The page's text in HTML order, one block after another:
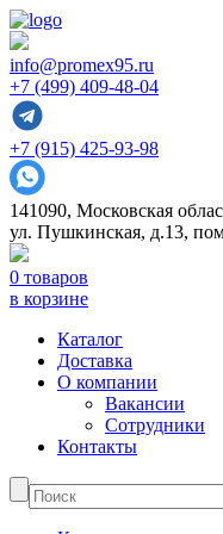
info@promex95.ru
+7 (499) 409-48-04
+7 (915) 425-93-98
141090, Московская
ул. Пушкинская, д.13,
0 товаров
в корзине
Каталог
Доставка
О компании
Вакансии
Сотрудники
Контакты